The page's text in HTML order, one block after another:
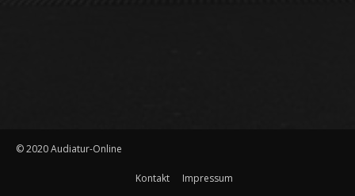
© 2020 Audiatur-Online
Kontakt Impressum